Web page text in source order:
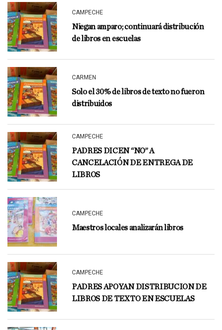
CAMPECHE
Niegan amparo; continuará distribución
de libros en escuelas
CARMEN
Solo el 30% de libros de texto no fueron
distribuidos
CAMPECHE
PADRES DICEN “NO” A
CANCELACIÓN DE ENTREGA DE
LIBROS
CAMPECHE
Maestros locales analizarán libros
CAMPECHE
PADRES APOYAN DISTRIBUCION DE
LIBROS DE TEXTO EN ESCUELAS